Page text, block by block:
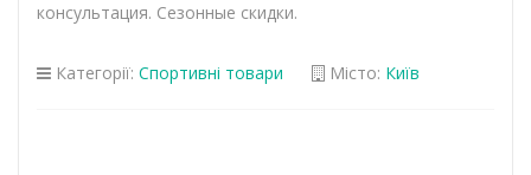
консультация. Сезонные скидки.
Категорії: Спортивні товари Місто: Київ